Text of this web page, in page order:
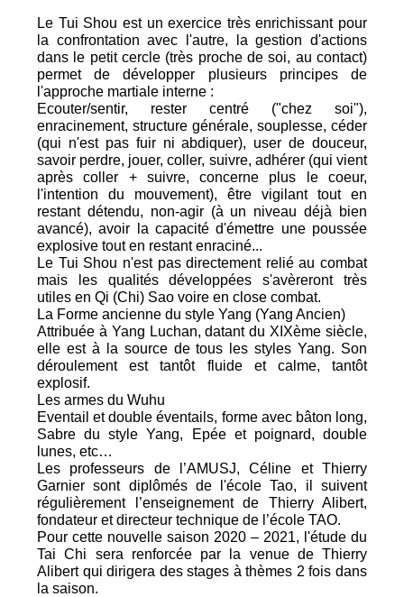
Le Tui Shou est un exercice très enrichissant pour
la confrontation avec l'autre, la gestion d'actions
dans le petit cercle (très proche de soi, au contact)
permet de développer plusieurs principes de
l'approche martiale interne :
Ecouter/sentir, rester centré ("chez soi"),
enracinement, structure générale, souplesse, céder
(qui n'est pas fuir ni abdiquer), user de douceur,
savoir perdre, jouer, coller, suivre, adhérer (qui vient
après coller + suivre, concerne plus le coeur,
l'intention du mouvement), être vigilant tout en
restant détendu, non-agir (à un niveau déjà bien
avancé), avoir la capacité d'émettre une poussée
explosive tout en restant enraciné...
Le Tui Shou n'est pas directement relié au combat
mais les qualités développées s'avèreront très
utiles en Qi (Chi) Sao voire en close combat.
La Forme ancienne du style Yang (Yang Ancien)
Attribuée à Yang Luchan, datant du XIXème siècle,
elle est à la source de tous les styles Yang. Son
déroulement est tantôt fluide et calme, tantôt
explosif.
Les armes du Wuhu
Eventail et double éventails, forme avec bâton long,
Sabre du style Yang, Epée et poignard, double
lunes, etc…
Les professeurs de l’AMUSJ, Céline et Thierry
Garnier sont diplômés de l'école Tao, il suivent
régulièrement l’enseignement de Thierry Alibert,
fondateur et directeur technique de l’école TAO.
Pour cette nouvelle saison 2020 – 2021, l'étude du
Tai Chi sera renforcée par la venue de Thierry
Alibert qui dirigera des stages à thèmes 2 fois dans
la saison.